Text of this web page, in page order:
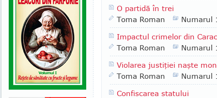
O partidă în trei
Toma Roman
Numarul
Impactul crimelor din
Toma Roman
Numarul
Violarea justiţiei naşte
Toma Roman
Numarul
Confiscarea statului